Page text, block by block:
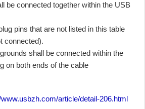
be connected together within the USB
pins that are not listed in this table
connected).
shall be connected within the
on both ends of the cable
www.usbzh.com/article/detail-206.html